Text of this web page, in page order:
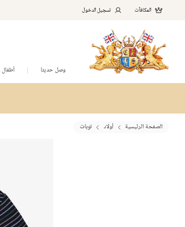
المكافآت تسجيل الدخول
وصل حديثا
الصفحة الرئيسية أولاد توبات